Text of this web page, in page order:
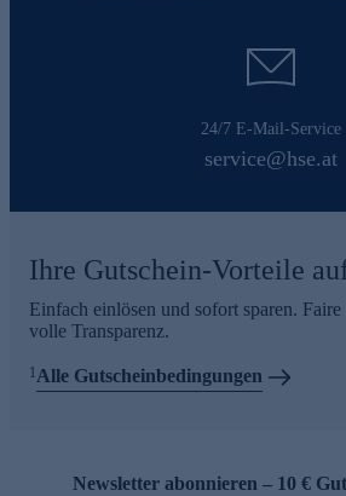
24/7 E-Mail-Service
service@hse.at
Ihre Gutschein-Vorteile
Einfach einlösen und sofort sparen.
volle Transparenz.
1 Alle Gutscheinbedingungen
Newsletter abonnieren – 10 €